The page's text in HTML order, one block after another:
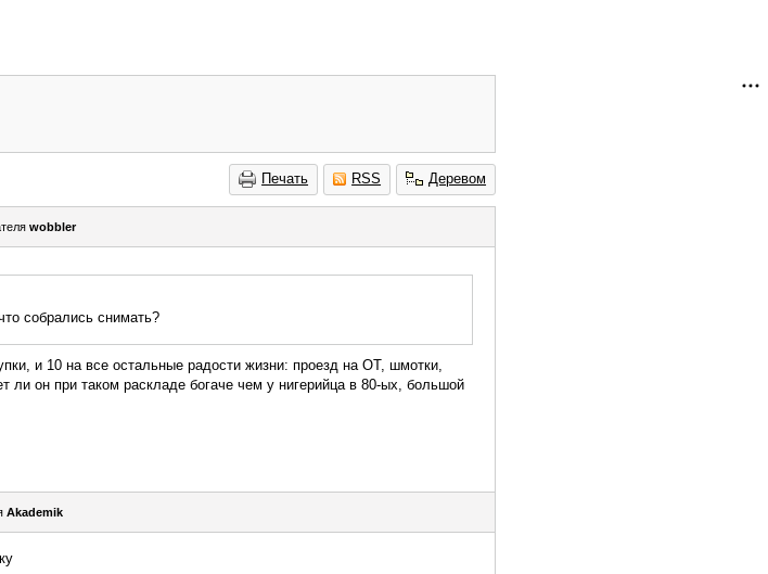
Печать RSS Деревом
wobbler
собрались снимать?
и 10 на все остальные радости жизни: проезд на ОТ, шмотки,
ли он при таком раскладе богаче чем у нигерийца в 80-ых, большой
Akademik